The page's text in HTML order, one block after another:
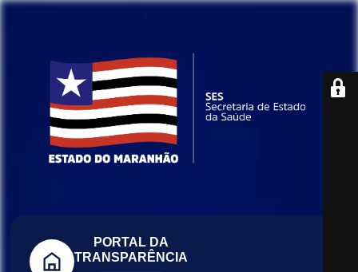
PORTAL DA
TRANSPARÊNCIA